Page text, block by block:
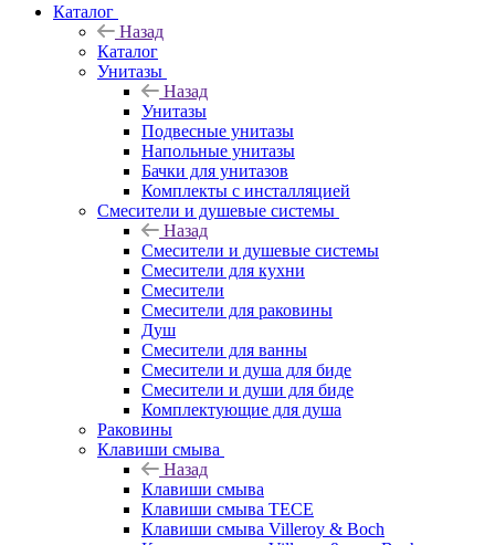
Каталог
Назад
Каталог
Унитазы
Назад
Унитазы
Подвесные унитазы
Напольные унитазы
Бачки для унитазов
Комплекты с инсталляцией
Смесители и душевые системы
Назад
Смесители и душевые системы
Смесители для кухни
Смесители
Смесители для раковины
Душ
Смесители для ванны
Смесители и душа для биде
Смесители и души для биде
Комплектующие для душа
Раковины
Клавиши смыва
Назад
Клавиши смыва
Клавиши смыва TECE
Клавиши смыва Villeroy & Boch